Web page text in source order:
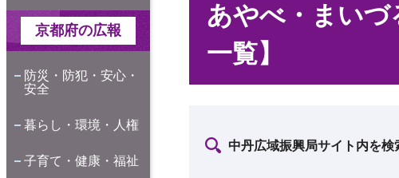
京都府の広報
防災・防犯・安心・
安全
暮らし・環境・人権
子育て・健康・福祉
あやべ・まいづ
一覧】
中丹広域振興局サイト内を検